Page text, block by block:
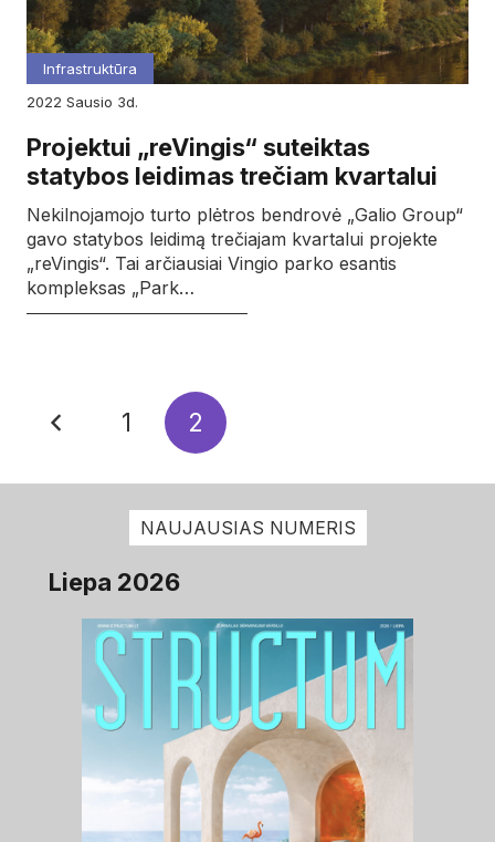
Infrastruktūra
2022
sausio 3d.
Projektui „reVingis“ suteiktas
statybos leidimas trečiam kvartalui
Nekilnojamojo turto plėtros bendrovė „Galio Group“
gavo statybos leidimą trečiajam kvartalui projekte
„reVingis“. Tai arčiausiai Vingio parko esantis
kompleksas „Park…
1 2
NAUJAUSIAS NUMERIS
Liepa 2026